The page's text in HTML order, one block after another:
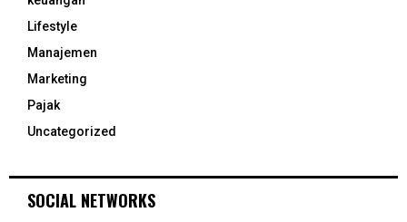
Lifestyle
Manajemen
Marketing
Pajak
Uncategorized
SOCIAL NETWORKS